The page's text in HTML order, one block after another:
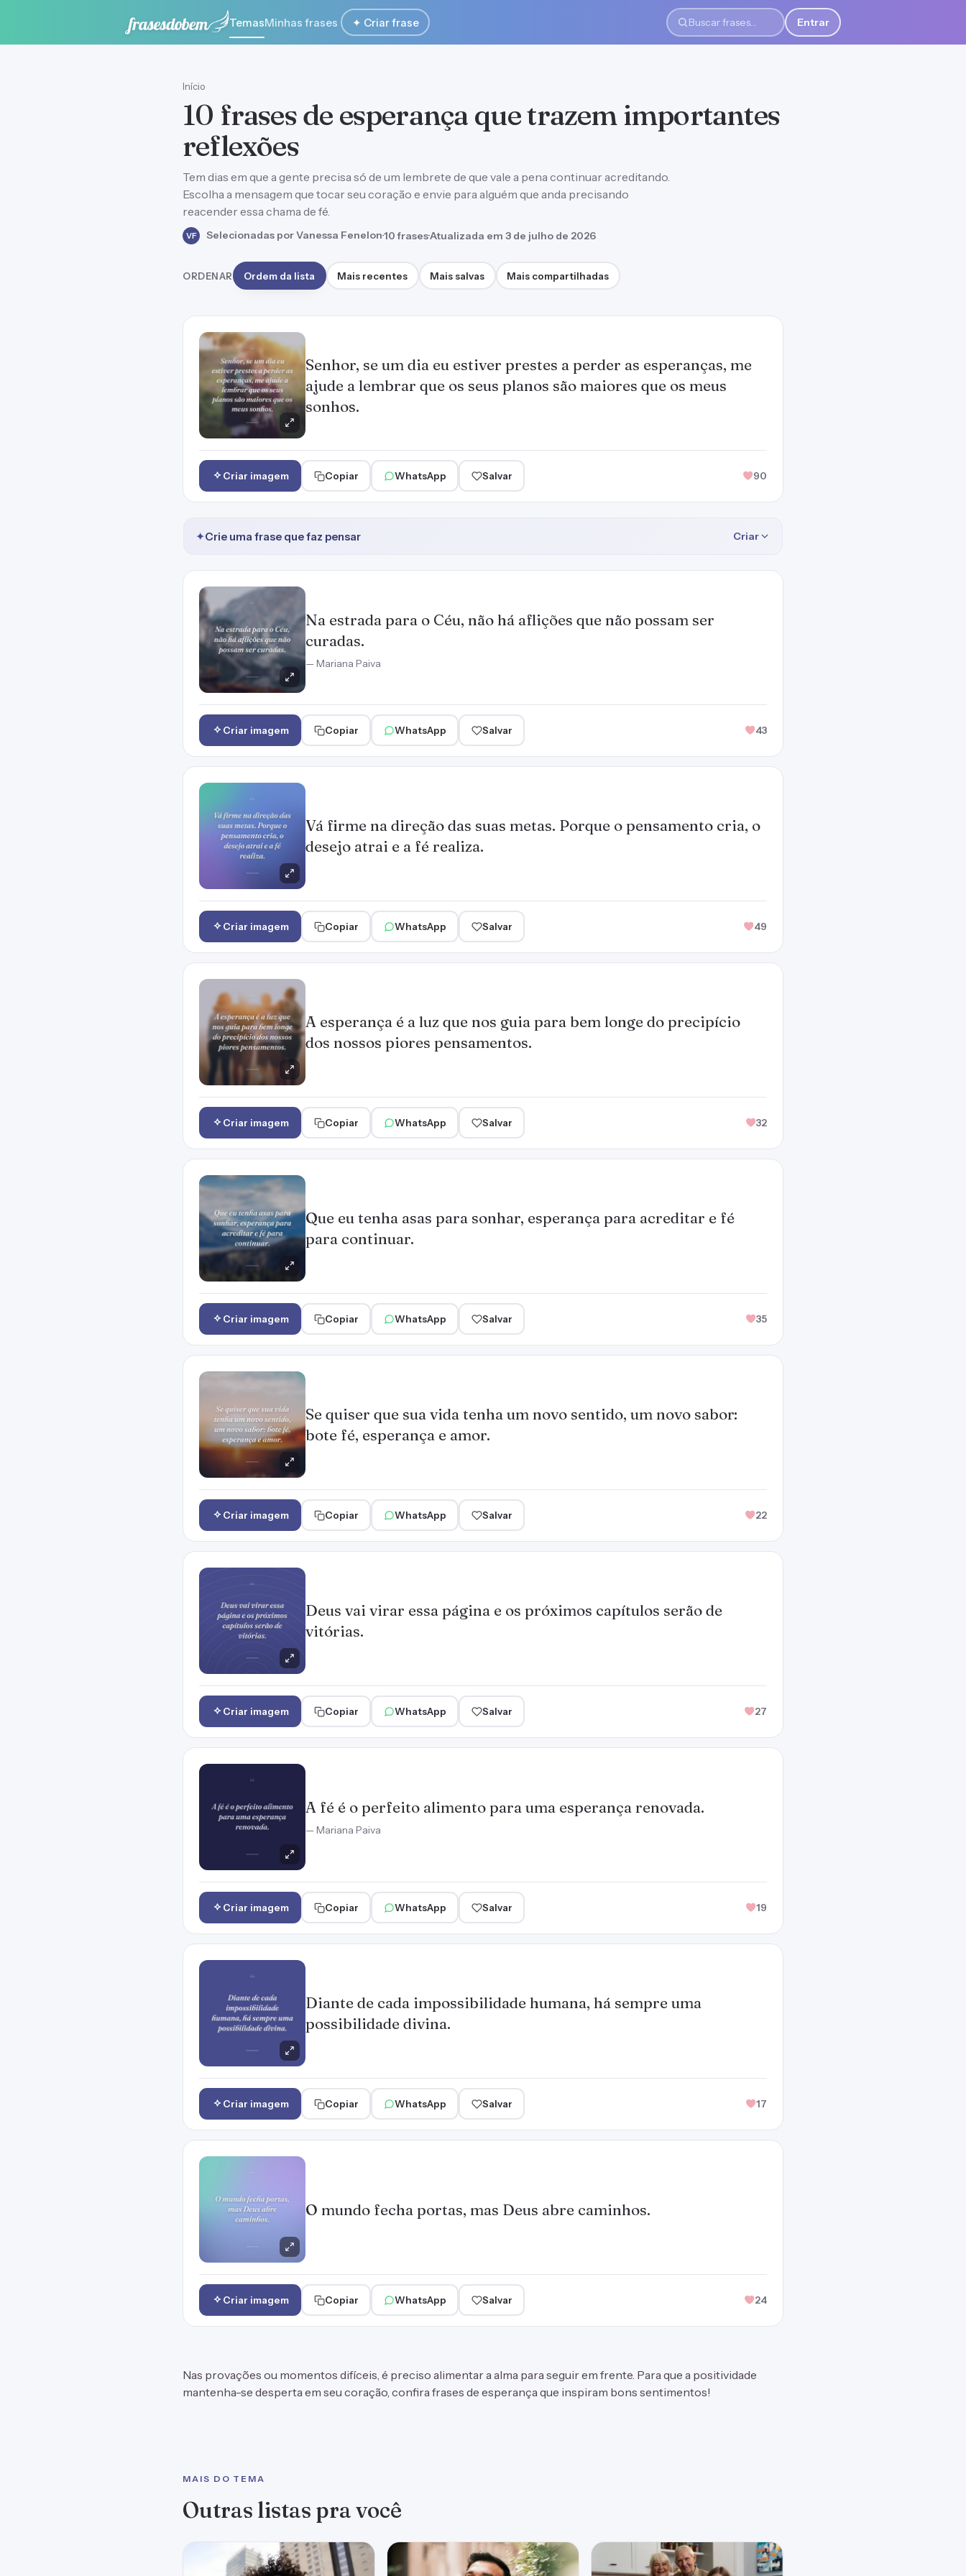
TemasMinhas frases ✦ Criar frase
Buscar frases
Entrar
Início
10 frases de esperança que trazem importantes
reflexões
Tem dias em que a gente precisa só de um lembrete de que vale a pena continuar acreditando.
Escolha a mensagem que tocar seu coração e envie para alguém que anda precisando
reacender essa chama de fé.
VF Selecionadas por Vanessa Fenelon·10 frases·Atualizada em 3 de julho de 2026
ORDENAR Ordem da lista Mais recentes Mais salvas Mais compartilhadas
Senhor, se um dia eu estiver prestes a perder as esperanças, me
ajude a lembrar que os seus planos são maiores que os meus
sonhos.
Criar imagem Copiar WhatsApp Salvar 90
✦Crie uma frase que faz pensar Criar
Na estrada para o Céu, não há aflições que não possam ser
curadas.
— Mariana Paiva
Criar imagem Copiar WhatsApp Salvar 43
Vá firme na direção das suas metas. Porque o pensamento cria, o
desejo atrai e a fé realiza.
Criar imagem Copiar WhatsApp Salvar 49
A esperança é a luz que nos guia para bem longe do precipício
dos nossos piores pensamentos.
Criar imagem Copiar WhatsApp Salvar 32
Que eu tenha asas para sonhar, esperança para acreditar e fé
para continuar.
Criar imagem Copiar WhatsApp Salvar 35
Se quiser que sua vida tenha um novo sentido, um novo sabor:
bote fé, esperança e amor.
Criar imagem Copiar WhatsApp Salvar 22
Deus vai virar essa página e os próximos capítulos serão de
vitórias.
Criar imagem Copiar WhatsApp Salvar 27
A fé é o perfeito alimento para uma esperança renovada.
— Mariana Paiva
Criar imagem Copiar WhatsApp Salvar 19
Diante de cada impossibilidade humana, há sempre uma
possibilidade divina.
Criar imagem Copiar WhatsApp Salvar 17
O mundo fecha portas, mas Deus abre caminhos.
Criar imagem Copiar WhatsApp Salvar 24
Nas provações ou momentos difíceis, é preciso alimentar a alma para seguir em frente. Para que a positividade
mantenha-se desperta em seu coração, confirafrases de esperança que inspiram bons sentimentos!
MAIS DO TEMA
Outras listas pra você